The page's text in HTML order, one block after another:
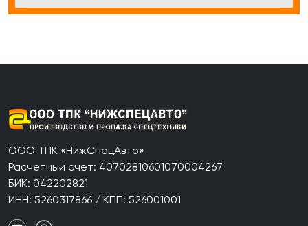
ООО ТПК «НижСпецАвто»
Расчетный счет: 40702810601070004267
БИК: 042202821
ИНН: 5260317866 / КПП: 526001001